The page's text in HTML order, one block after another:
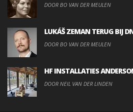
DOOR BO VAN DER MEULEN
LUKÁŠ ZEMAN TERUG BIJ
DOOR BO VAN DER MEULEN
HF INSTALLATIES
DOOR NEIL VAN DER LINDEN